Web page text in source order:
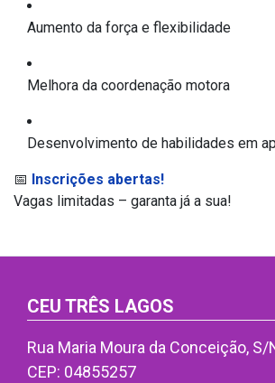
Aumento da força e flexibilidade
Melhora da coordenação motora
Desenvolvimento de habilidades em
📅 Inscrições abertas!
Vagas limitadas – garanta já a sua!
CEU TRÊS LAGOS
Rua Maria Moura da Conceição,
CEP: 04855257